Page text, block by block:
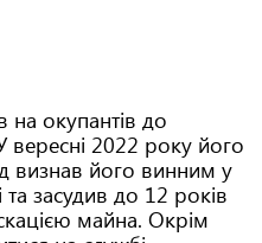
окупантів до
вересні 2022 року його
визнав його винним у
та засудив до 12 років
майна. Окрім